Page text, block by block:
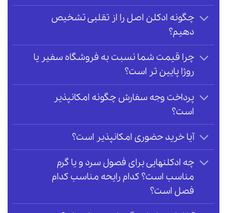
چگونه ادکلن اصل را از تقلبی تشخیص
دهیم؟
چرا قیمت شما نسبت به فروشگاه سفیر یا
روژا پایین تر است؟
پرداخت وجه سفارش چگونه امکانپذیر
است؟
آیا خرید حضوری امکانپذیر است؟
چه ادکلنهایی برای فصول سرد و یا گرم
مناسب است؟ کدام رایحه مناسب کدام
فصل است؟